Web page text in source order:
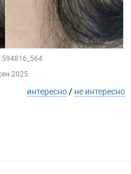
2025
интересно / не интересно